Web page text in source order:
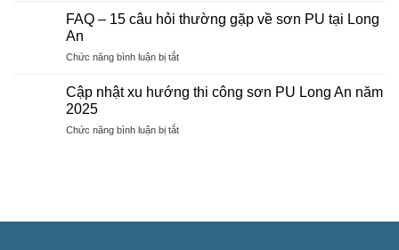
hệ
sơn
Long
Tư
FAQ – 15 câu hỏi thường gặp về sơn PU tại Long
An
Chức năng bình luận bị tắtở
15
hỏi
tại
Cập nhật xu hướng thi công sơn PU Long An năm
2025
Chức năng bình luận bị tắtở
công